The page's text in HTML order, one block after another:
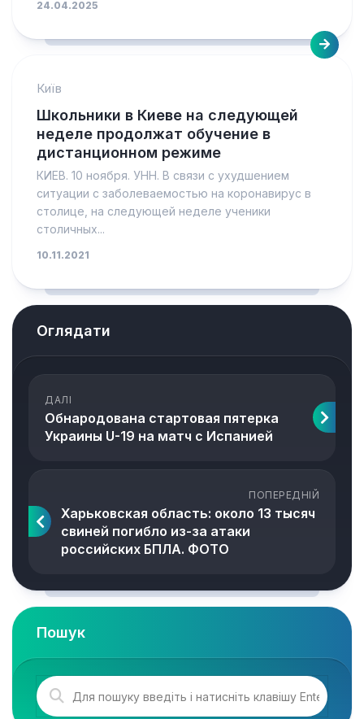
24.04.2025
Київ
Школьники в Киеве на следующей
неделе продолжат обучение в
дистанционном режиме
КИЕВ. 10 ноября. УНН. В связи с ухудшением
ситуации с заболеваемостью на коронавирус в
столице, на следующей неделе ученики
столичных...
10.11.2021
Оглядати
ДАЛІ
Обнародована стартовая пятерка
Украины U-19 на матч с Испанией
ПОПЕРЕДНІЙ
Харьковская область: около 13 тысяч
свиней погибло из-за атаки
российских БПЛА. ФОТО
Пошук